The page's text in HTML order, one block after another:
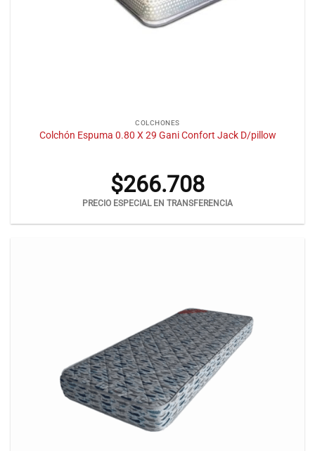
COLCHONES
Colchón Espuma 0.80 X 29 Gani Confort Jack D/pillow
$266.708
PRECIO ESPECIAL EN TRANSFERENCIA